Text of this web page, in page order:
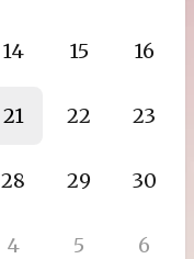
14 15 16
21 22 23
28 29 30
4 5 6